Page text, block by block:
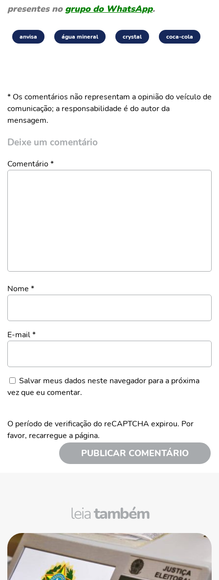
presentes no grupo do WhatsApp.
anvisa água mineral crystal coca-cola
* Os comentários não representam a opinião do veículo de
comunicação; a responsabilidade é do autor da
mensagem.
Deixe um comentário
Comentário*
Nome *
E-mail*
Salvar meus dados neste navegador para a próxima
vez que eu comentar.
O período de verificação do reCAPTCHA expirou. Por
favor, recarregue a página.
leiatambém